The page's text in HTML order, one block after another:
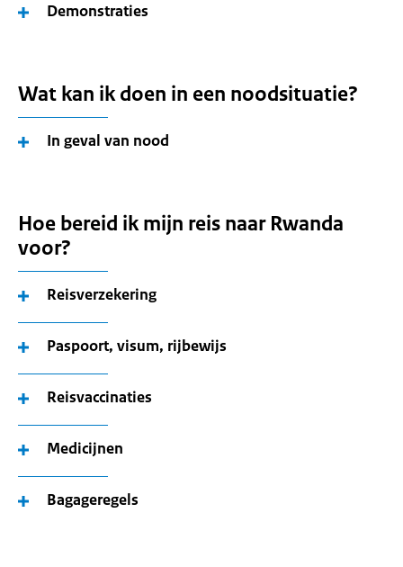
Demonstraties
Wat kan ik doen in een noodsituatie?
In geval van nood
Hoe bereid ik mijn reis naar Rwanda
voor?
Reisverzekering
Paspoort, visum, rijbewijs
Reisvaccinaties
Medicijnen
Bagageregels